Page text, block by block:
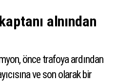
alnından
önce trafoya ardından
ve son olarak bir